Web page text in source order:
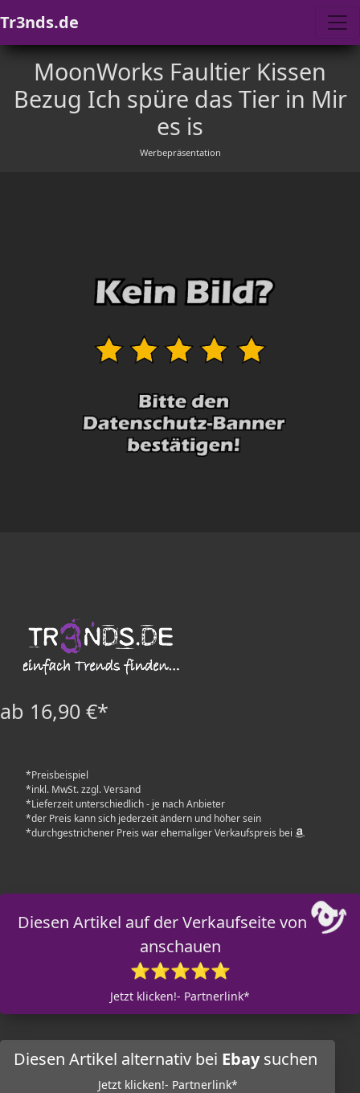
Tr3nds.de
MoonWorks Faultier Kissen
Bezug Ich spüre das Tier in Mir
es is
Werbepräsentation
ab 16,90 €*
*Preisbeispiel
*inkl. MwSt. zzgl. Versand
*Lieferzeit unterschiedlich - je nach Anbieter
*der Preis kann sich jederzeit ändern und höher sein
*durchgestrichener Preis war ehemaliger Verkaufspreis bei
Diesen Artikel auf der Verkaufseite von
anschauen
⭐⭐⭐⭐⭐
Jetzt klicken!- Partnerlink*
Diesen Artikel alternativ bei Ebaysuchen
Jetzt klicken!- Partnerlink*